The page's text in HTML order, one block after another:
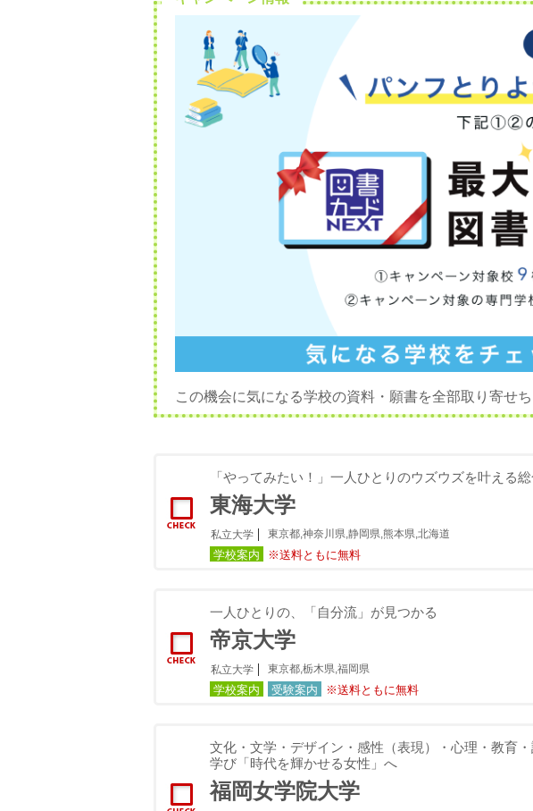
この機会に気になる学校の資料・願書を全部取り寄せち
「やってみたい！」一人ひとりのウズウズを叶える
東海大学
私立大学 東京都,神奈川県,静岡県,熊本県,北海道
学校案内 ※送料ともに無料
一人ひとりの、「自分流」が見つかる
帝京大学
私立大学 東京都,栃木県,福岡県
学校案内 受験案内 ※送料ともに無料
文化・文学・デザイン・感性（表現）・心理・教育
学び「時代を輝かせる女性」へ
福岡女学院大学